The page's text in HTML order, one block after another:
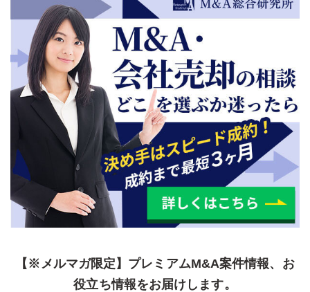
【※メルマガ限定】プレミアムM&A案件情報、お
役立ち情報をお届けします。